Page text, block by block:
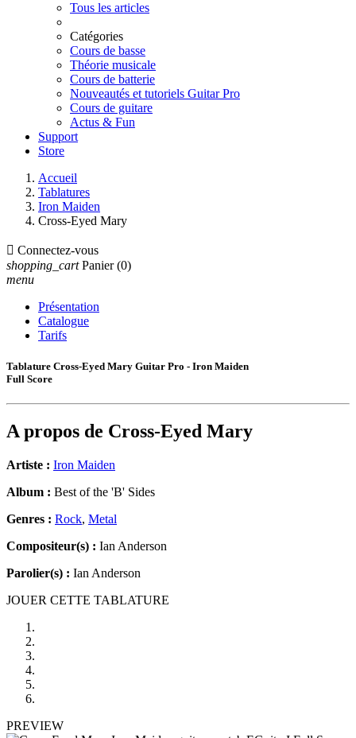
Tous les articles
Catégories
Cours de basse
Théorie musicale
Cours de batterie
Nouveautés et tutoriels Guitar Pro
Cours de guitare
Actus & Fun
Support
Store
Accueil
Tablatures
Iron Maiden
Cross-Eyed Mary
 Connectez-vous
shopping_cart Panier (0)
menu
Présentation
Catalogue
Tarifs
Tablature Cross-Eyed Mary Guitar Pro - Iron Maiden
Full Score
A propos de Cross-Eyed Mary
Artiste : Iron Maiden
Album : Best of the 'B' Sides
Genres : Rock, Metal
Compositeur(s) : Ian Anderson
Parolier(s) : Ian Anderson
JOUER CETTE TABLATURE
PREVIEW